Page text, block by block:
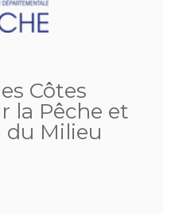
Côtes
la Pêche et
du Milieu